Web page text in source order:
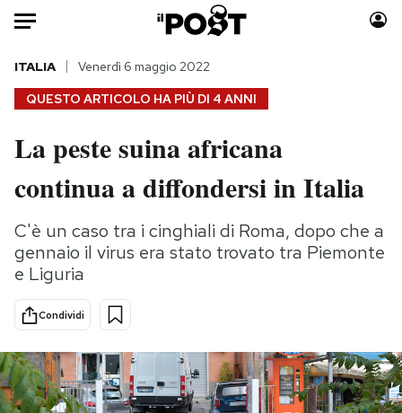
Auto
HOME
Italia
Politica
Tecnologia
Internet
Scienza
Cultura
Economia
Sport
Moda
Consumismi
Storie/Idee
Ok Boomer!
Mondiali calcio 2026
QUESTO ARTICOLO HA PIÙ DI 4 ANNI
ITALIA Venerdì 6 maggio 2022
La peste suina africana
continua a diffondersi in Italia
C'è un caso tra i cinghiali di Roma, dopo che a
gennaio il virus era stato trovato tra Piemonte
e Liguria
Condividi